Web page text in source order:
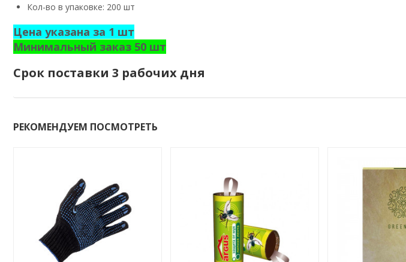
Кол-во в упаковке: 200 шт
Цена указана за 1 шт
Минимальный заказ 50 шт
Срок поставки 3 рабочих дня
РЕКОМЕНДУЕМ ПОСМОТРЕТЬ